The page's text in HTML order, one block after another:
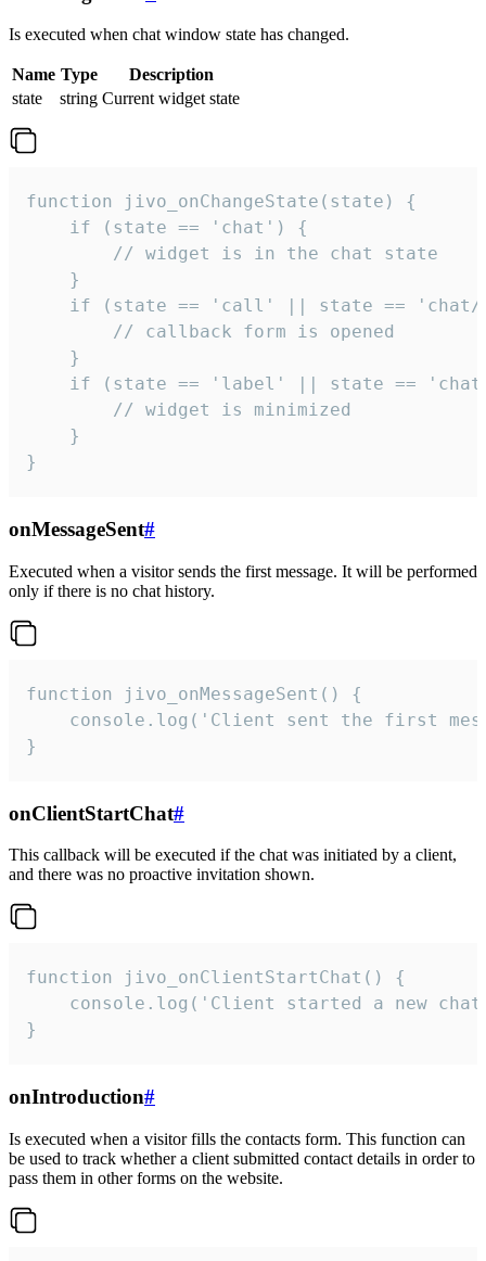
Is executed when chat window state has changed.
Name Type
Description
state
string Current widget state
function jivo_onChangeState(state) {
    if (state == 'chat') {
        // widget is in the chat state
    }
if (state == 'call' || state ==
        // callback form is opened
    }
if (state == 'label' || state ==
        // widget is minimized
    }
}
onMessageSent#
Executed when a visitor sends the first message. It will be performed
only if there is no chat history.
function jivo_onMessageSent() {
console.log('Client sent the first
}
onClientStartChat#
This callback will be executed if the chat was initiated by a client,
and there was no proactive invitation shown.
function jivo_onClientStartChat() {
console.log('Client started a new
}
onIntroduction#
Is executed when a visitor fills the contacts form. This function can
be used to track whether a client submitted contact details in order to
pass them in other forms on the website.